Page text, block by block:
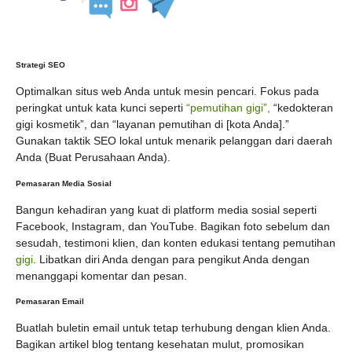
Strategi SEO
Optimalkan situs web Anda untuk mesin pencari. Fokus pada
peringkat untuk kata kunci seperti “pemutihan gigi”, “kedokteran
gigi kosmetik”, dan “layanan pemutihan di [kota Anda].”
Gunakan taktik SEO lokal untuk menarik pelanggan dari daerah
Anda (Buat Perusahaan Anda).
Pemasaran Media Sosial
Bangun kehadiran yang kuat di platform media sosial seperti
Facebook, Instagram, dan YouTube. Bagikan foto sebelum dan
sesudah, testimoni klien, dan konten edukasi tentang pemutihan
gigi . Libatkan diri Anda dengan para pengikut Anda dengan
menanggapi komentar dan pesan.
Pemasaran Email
Buatlah buletin email untuk tetap terhubung dengan klien Anda.
Bagikan artikel blog tentang kesehatan mulut, promosikan